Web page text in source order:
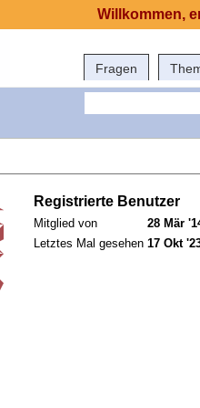
Fragen
Registrierte Benutzer
Mitglied von
28 Mär
Letztes Mal gesehen 17 Okt
Willkommen,